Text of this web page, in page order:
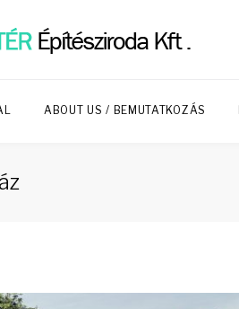
ABOUT US / BEMUTATKOZÁS